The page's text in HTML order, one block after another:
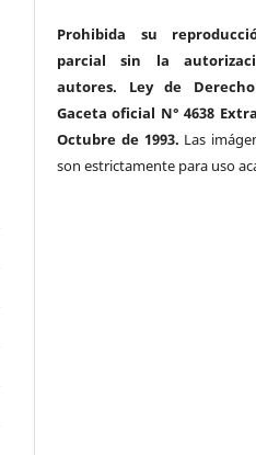
Prohibida su
parcial sin la
autores. Ley de
Gaceta oficial N° 4638
Octubre de 1993. Las
son estrictamente para uso